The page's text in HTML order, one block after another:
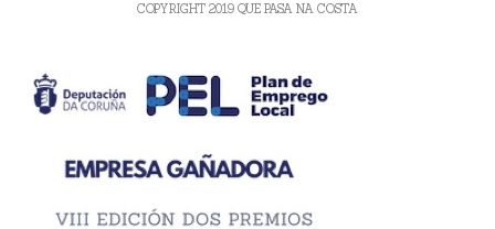
COPYRIGHT 2019 QUE PASA NA COSTA